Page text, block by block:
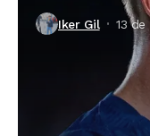
Iker Gil 13